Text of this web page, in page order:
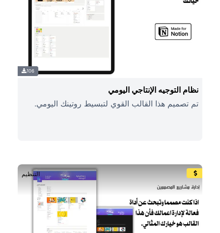
106
نظام التوجيه الإنتاجي اليومي
تم تصميم هذا القالب القوي لتبسيط روتينك اليومي.
التنظيم